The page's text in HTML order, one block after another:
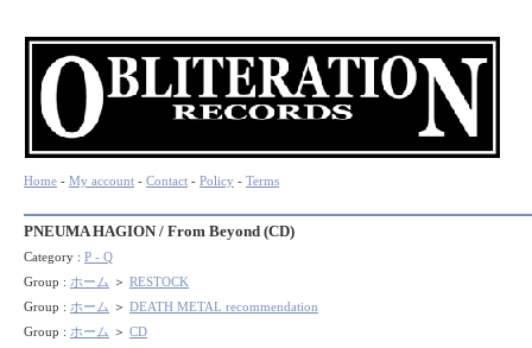
Home - My account - Contact - Policy - Terms
PNEUMA HAGION / From Beyond (CD)
Category : P - Q
Group : ホーム ＞ RESTOCK
Group : ホーム ＞ DEATH METAL recommendation
Group : ホーム ＞ CD